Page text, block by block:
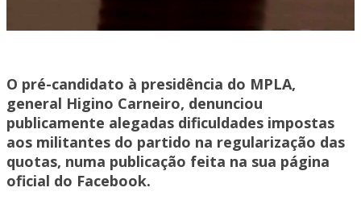
O pré-candidato à presidência do MPLA,
general Higino Carneiro, denunciou
publicamente alegadas dificuldades impostas
aos militantes do partido na regularização das
quotas, numa publicação feita na sua página
oficial do Facebook.